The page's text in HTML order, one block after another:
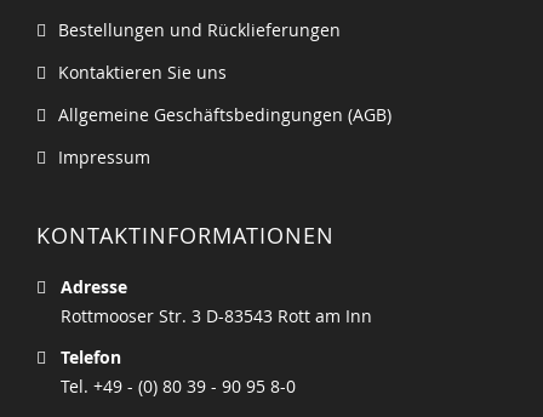
Bestellungen und Rücklieferungen
Kontaktieren Sie uns
Allgemeine Geschäftsbedingungen (AGB)
Impressum
KONTAKTINFORMATIONEN
Adresse
Rottmooser Str. 3 D-83543 Rott am Inn
Telefon
Tel. +49 - (0) 80 39 - 90 95 8-0